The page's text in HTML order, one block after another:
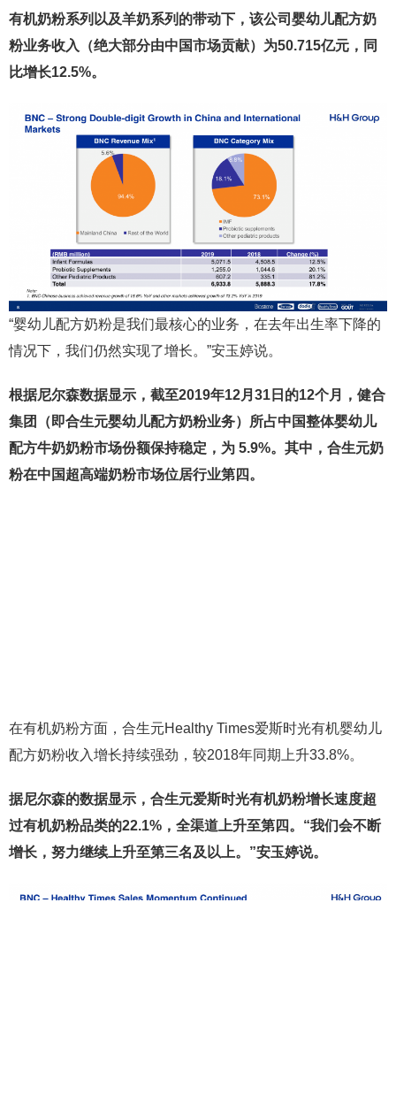
有机奶粉系列以及羊奶系列的带动下，该公司婴幼儿配方奶
粉业务收入（绝大部分由中国市场贡献）为50.715亿元，同
比增长12.5%。
“婴幼儿配方奶粉是我们最核心的业务，在去年出生率下降的
情况下，我们仍然实现了增长。”安玉婷说。
根据尼尔森数据显示，截至2019年12月31日的12个月，健合
集团（即合生元婴幼儿配方奶粉业务）所占中国整体婴幼儿
配方牛奶奶粉市场份额保持稳定，为 5.9%。其中，合生元奶
粉在中国超高端奶粉市场位居行业第四。
在有机奶粉方面，合生元Healthy Times爱斯时光有机婴幼儿
配方奶粉收入增长持续强劲，较2018年同期上升33.8%。
据尼尔森的数据显示，合生元爱斯时光有机奶粉增长速度超
过有机奶粉品类的22.1%，全渠道上升至第四。“我们会不断
增长，努力继续上升至第三名及以上。”安玉婷说。